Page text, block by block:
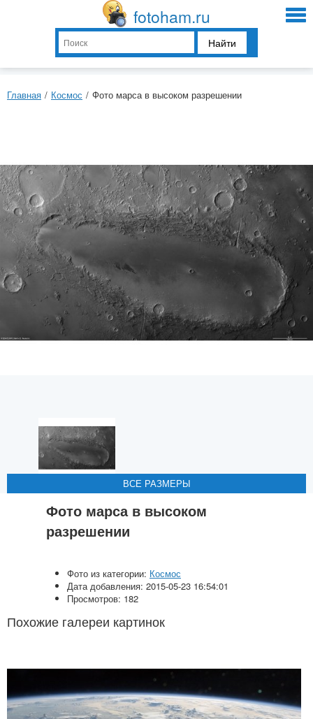
fotoham.ru
Найти
Главная / Космос / Фото марса в высоком разрешении
ВСЕ РАЗМЕРЫ
ВСЕ РАЗМЕРЫ
ВСЕ РАЗМЕРЫ
ВСЕ РАЗМЕРЫ
ВСЕ РАЗМЕРЫ
Фото марса в высоком
разрешении
Фото из категории: Космос
Дата добавления: 2015-05-23 16:54:01
Просмотров: 182
Похожие галереи картинок